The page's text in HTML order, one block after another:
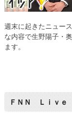
週末に起きたニュー
な内容で生野陽子・
ます。
ＦＮＮ Ｌｉｖ